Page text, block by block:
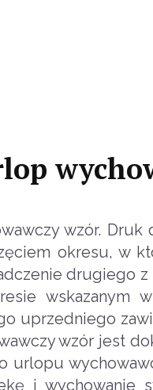
wzór. Druk
okresu, w
drugiego
wskazanym
uprzedniego
wzór jest
urlopu
i wychowanie